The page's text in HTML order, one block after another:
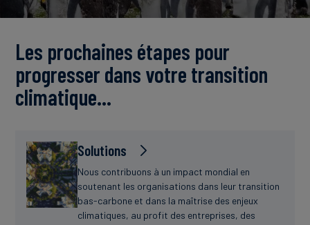
Les prochaines étapes pour
progresser dans votre transition
climatique…
Solutions
Nous contribuons à un impact mondial en
soutenant les organisations dans leur transition
bas-carbone et dans la maîtrise des enjeux
climatiques, au profit des entreprises, des